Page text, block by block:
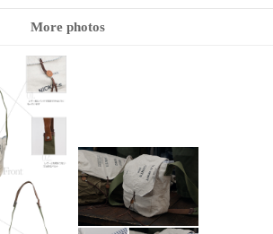
More photos